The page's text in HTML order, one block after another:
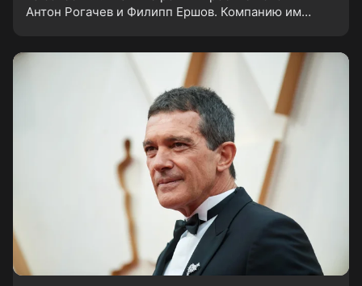
Антон Рогачев и Филипп Ершов. Компанию им